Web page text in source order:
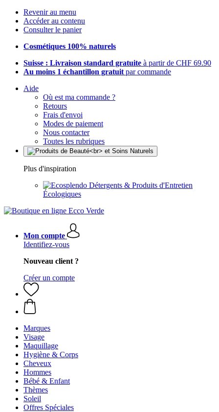
Revenir au menu
Accéder au contenu
Consulter le panier
Cosmétiques 100% naturels
Suisse : Livraison standard gratuite à partir de CHF 69.90
Au moins 1 échantillon gratuit par commande
Aide
Où est ma commande ?
Retours
Frais d'envoi
Modes de paiement
Nous contacter
Toutes les rubriques
Plus d'inspiration
Détergents & Produits d'Entretien
Écologiques
Mon compte
Identifiez-vous
Nouveau client ?
Créer un compte
Marques
Visage
Maquillage
Hygiène & Corps
Cheveux
Hommes
Bébé & Enfant
Thèmes
Soleil
Offres Spéciales